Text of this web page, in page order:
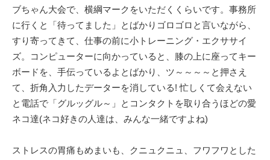
ブちゃん大会で、横綱マークをいただくくらいです。事務所
に行くと「待ってました」とばかりゴロゴロと言いながら、
すり寄ってきて、仕事の前に小トレーニング・エクササイ
ズ。コンピューターに向かっていると、膝の上に座ってキー
ボードを、手伝っているよとばかり、ツ～～～～と押さえ
て、折角入力したデーターを消している! 忙しくて会えない
と電話で「グルッグル～」とコンタクトを取り合うほどの愛
ネコ達(ネコ好きの人達は、みんな一緒ですよね)
ストレスの胃痛もめまいも、クニュクニュ、フワフワとした